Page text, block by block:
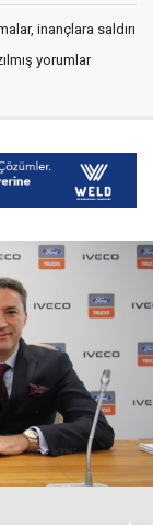
inançlara saldırı
yorumlar